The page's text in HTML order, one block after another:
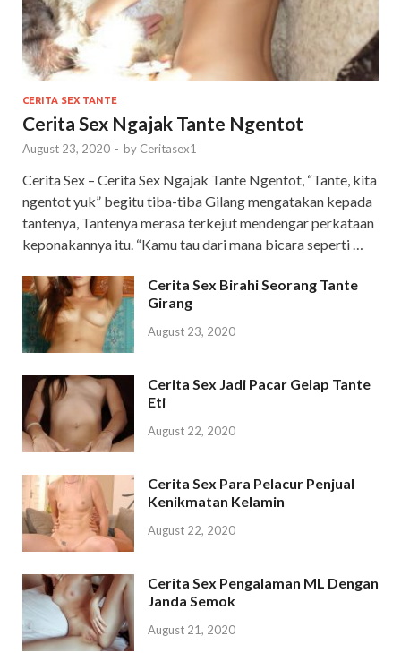
CERITA SEX TANTE
Cerita Sex Ngajak Tante Ngentot
August 23, 2020 - by Ceritasex1
Cerita Sex – Cerita Sex Ngajak Tante Ngentot, “Tante, kita
ngentot yuk” begitu tiba-tiba Gilang mengatakan kepada
tantenya, Tantenya merasa terkejut mendengar perkataan
keponakannya itu. “Kamu tau dari mana bicara seperti …
Cerita Sex Birahi Seorang Tante
Girang
August 23, 2020
Cerita Sex Jadi Pacar Gelap Tante
Eti
August 22, 2020
Cerita Sex Para Pelacur Penjual
Kenikmatan Kelamin
August 22, 2020
Cerita Sex Pengalaman ML Dengan
Janda Semok
August 21, 2020